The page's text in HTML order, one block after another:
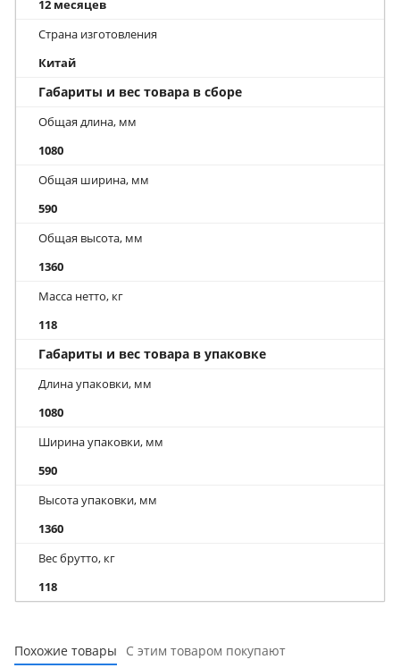
12 месяцев
Страна изготовления
Китай
Габариты и вес товара в сборе
Общая длина, мм
1080
Общая ширина, мм
590
Общая высота, мм
1360
Масса нетто, кг
118
Габариты и вес товара в упаковке
Длина упаковки, мм
1080
Ширина упаковки, мм
590
Высота упаковки, мм
1360
Вес брутто, кг
118
Похожие товары С этим товаром покупают